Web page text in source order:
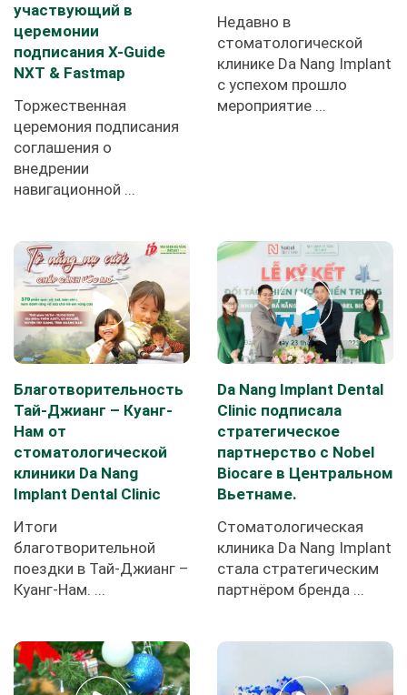
участвующий в
церемонии
подписания X-Guide
NXT & Fastmap
Торжественная
церемония подписания
соглашения о
внедрении
навигационной ...
Недавно в
стоматологической
клинике Da Nang Implant
с успехом прошло
мероприятие ...
Благотворительность
Тай-Джианг – Куанг-
Нам от
стоматологической
клиники Da Nang
Implant Dental Clinic
Итоги
благотворительной
поездки в Тай-Джианг –
Куанг-Нам. ...
Da Nang Implant Dental
Clinic подписала
стратегическое
партнерство с Nobel
Biocare в Центральном
Вьетнаме.
Стоматологическая
клиника Da Nang Implant
стала стратегическим
партнёром бренда ...